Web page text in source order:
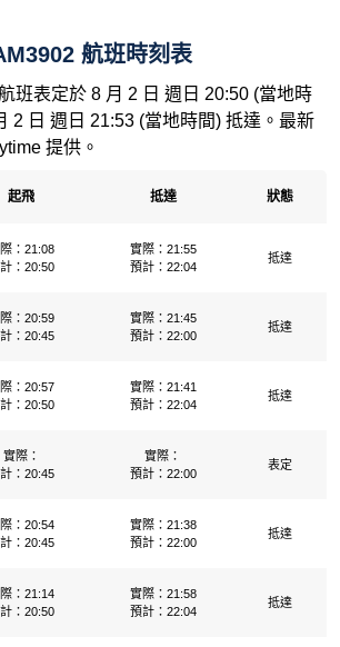
航班時刻表
班表定於 8 月 2 日 週日 20:50 (當地時
2 日 週日 21:53 (當地時間) 抵達。最新
提供。
起飛 抵達 狀態
：21:08
：20:50
實際：21:55
預計：22:04
抵達
：20:59
：20:45
實際：21:45
預計：22:00
抵達
：20:57
：20:50
實際：21:41
預計：22:04
抵達
實際：
：20:45
實際：
預計：22:00
表定
：20:54
：20:45
實際：21:38
預計：22:00
抵達
：21:14
：20:50
實際：21:58
預計：22:04
抵達